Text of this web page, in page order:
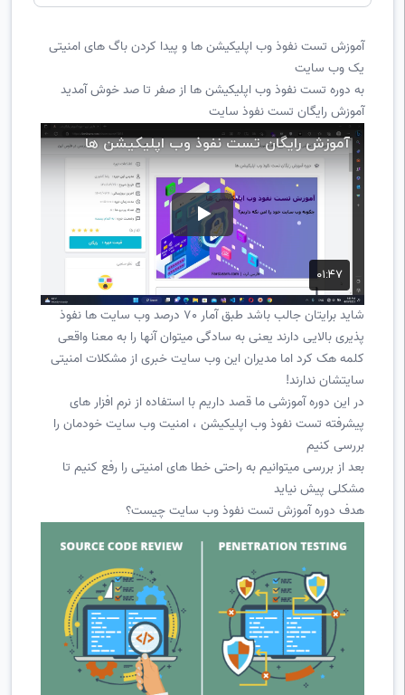
آموزش تست نفوذ وب اپلیکیشن ها و پیدا کردن باگ های امنیتی
یک وب سایت
به دوره تست نفوذ وب اپلیکیشن ها از صفر تا صد خوش آمدید
آموزش رایگان تست نفوذ سایت
شاید برایتان جالب باشد طبق آمار 70 درصد وب سایت ها نفوذ
پذیری بالایی دارند یعنی به سادگی میتوان آنها را به معنا واقعی
کلمه هک کرد اما مدیران این وب سایت خبری از مشکلات امنیتی
سایتشان ندارند!
در این دوره آموزشی ما قصد داریم با استفاده از نرم افزار های
پیشرفته تست نفوذ وب اپلیکیشن ، امنیت وب سایت خودمان را
بررسی کنیم
بعد از بررسی میتوانیم به راحتی خطا های امنیتی را رفع کنیم تا
مشکلی پیش نیاید
هدف دوره آموزش تست نفوذ وب سایت چیست؟